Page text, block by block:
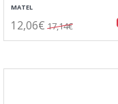
MATEL
12,06€ 17,14€